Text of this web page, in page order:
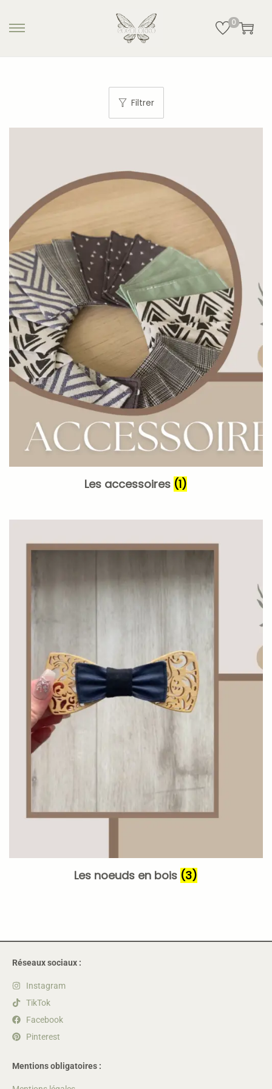
0
Filtrer
Les accessoires (1)
Les noeuds en bois (3)
Réseaux sociaux :
Instagram
TikTok
Facebook
Pinterest
Mentions obligatoires :